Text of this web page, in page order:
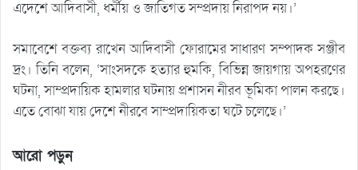
এদেশে আদিবাসী, ধর্মীয় ও জাতিগত সম্প্রদায় নিরাপদ নয়।’
সমাবেশে বক্তব্য রাখেন আদিবাসী ফোরামের সাধারণ সম্পাদক সঞ্জীব
দ্রং। তিনি বলেন, ‘সাংসদকে হত্যার হুমকি, বিভিন্ন জায়গায় অপহরণের
ঘটনা, সাম্প্রদায়িক হামলার ঘটনায় প্রশাসন নীরব ভূমিকা পালন করছে।
এতে বোঝা যায় দেশে নীরবে সাম্প্রদায়িকতা ঘটে চলেছে।’
আরো পড়ুন